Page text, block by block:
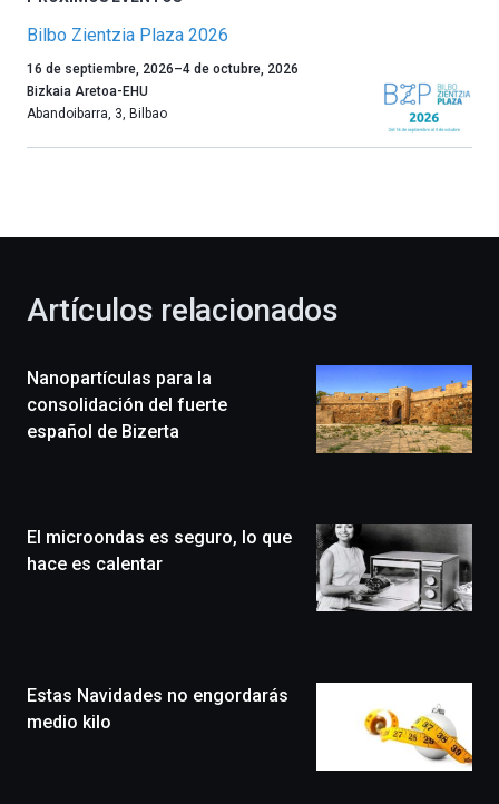
Bilbo Zientzia Plaza 2026
Un
año
más,
celebración
novena
edición
de
un
festival
monólogos,
exposiciones,
16 de septiembre, 2026–4 de octubre, 2026
Bizkaia Aretoa-EHU
Abandoibarra, 3, Bilbao
Artículos relacionados
Nanopartículas para la
consolidación del fuerte
español de Bizerta
El microondas es seguro, lo que
hace es calentar
Estas Navidades no engordarás
medio kilo